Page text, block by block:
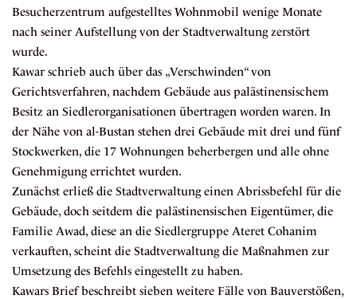
Besucherzentrum aufgestelltes Wohnmobil wenige Monate
nach seiner Aufstellung von der Stadtverwaltung zerstört
wurde.
Kawar schrieb auch über das „Verschwinden“ von
Gerichtsverfahren, nachdem Gebäude aus palästinensischem
Besitz an Siedlerorganisationen übertragen worden waren. In
der Nähe von al-Bustan stehen drei Gebäude mit drei und fünf
Stockwerken, die 17 Wohnungen beherbergen und alle ohne
Genehmigung errichtet wurden.
Zunächst erließ die Stadtverwaltung einen Abrissbefehl für die
Gebäude, doch seitdem die palästinensischen Eigentümer, die
Familie Awad, diese an die Siedlergruppe Ateret Cohanim
verkauften, scheint die Stadtverwaltung die Maßnahmen zur
Umsetzung des Befehls eingestellt zu haben.
Kawars Brief beschreibt sieben weitere Fälle von Bauverstößen,